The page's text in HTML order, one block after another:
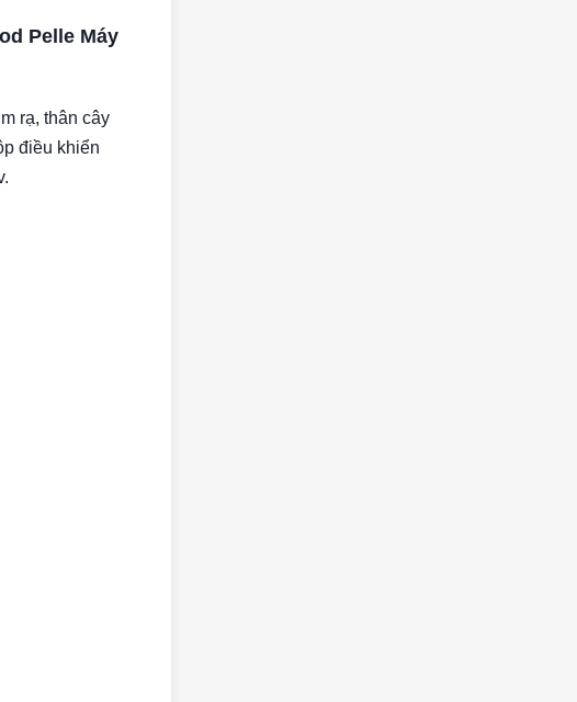
Pelle Máy
rạ, thân cây
điều khiển